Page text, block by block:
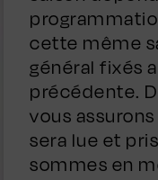
cette même
général fixés
précédente.
vous
sera lue et
sommes en